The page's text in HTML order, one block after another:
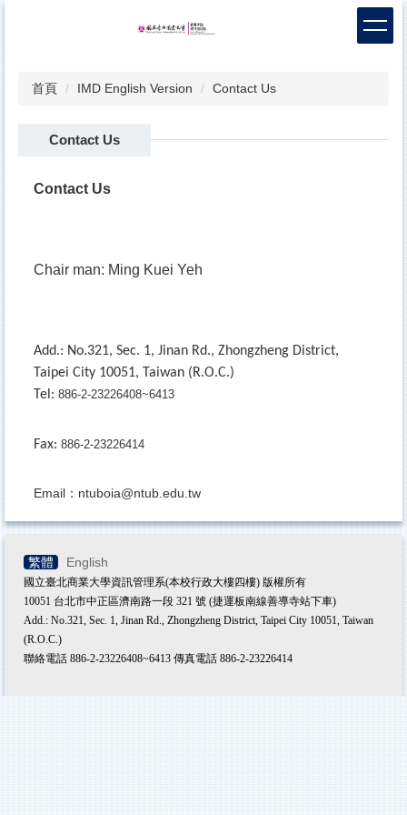
首頁 IMD English Version Contact Us
Contact Us
Contact Us
Chair man: Ming Kuei Yeh
Add.: No.321, Sec. 1, Jinan Rd., Zhongzheng District,
Taipei City 10051, Taiwan (R.O.C.)
Tel: 886-2-23226408~6413
Fax: 886-2-23226414
Email：ntuboia@ntub.edu.tw
繁體 English
國立臺北商業大學資訊管理系(本校行政大樓四樓) 版權所有
10051 台北市中正區濟南路一段 321 號 (捷運板南線善導寺站下車)
Add.: No.321, Sec. 1, Jinan Rd., Zhongzheng District, Taipei City 10051, Taiwan
(R.O.C.)
聯絡電話 886-2-23226408~6413 傳真電話 886-2-23226414